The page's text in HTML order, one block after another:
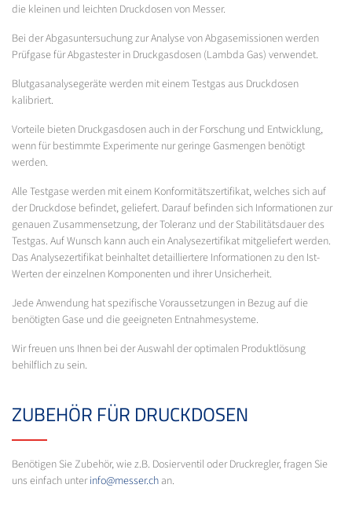
die kleinen und leichten Druckdosen von Messer.
Bei der Abgasuntersuchung zur Analyse von Abgasemissionen werden
Prüfgase für Abgastester in Druckgasdosen (Lambda Gas) verwendet.
Blutgasanalysegeräte werden mit einem Testgas aus Druckdosen
kalibriert.
Vorteile bieten Druckgasdosen auch in der Forschung und Entwicklung,
wenn für bestimmte Experimente nur geringe Gasmengen benötigt
werden.
Alle Testgase werden mit einem Konformitätszertifikat, welches sich auf
der Druckdose befindet, geliefert. Darauf befinden sich Informationen zur
genauen Zusammensetzung, der Toleranz und der Stabilitätsdauer des
Testgas. Auf Wunsch kann auch ein Analysezertifikat mitgeliefert werden.
Das Analysezertifikat beinhaltet detailliertere Informationen zu den Ist-
Werten der einzelnen Komponenten und ihrer Unsicherheit.
Jede Anwendung hat spezifische Voraussetzungen in Bezug auf die
benötigten Gase und die geeigneten Entnahmesysteme.
Wir freuen uns Ihnen bei der Auswahl der optimalen Produktlösung
behilflich zu sein.
ZUBEHÖR FÜR DRUCKDOSEN
Benötigen Sie Zubehör, wie z.B. Dosierventil oder Druckregler, fragen Sie
uns einfach unterinfo@messer.chan.